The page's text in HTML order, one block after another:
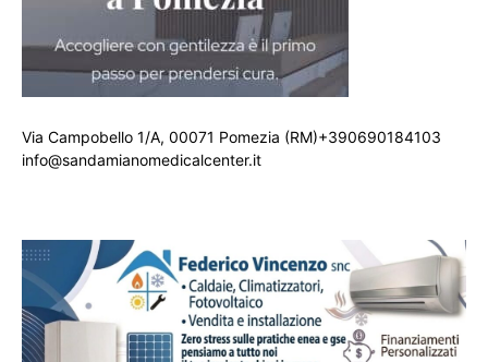
Via Campobello 1/A, 00071 Pomezia (RM)+390690184103
info@sandamianomedicalcenter.it